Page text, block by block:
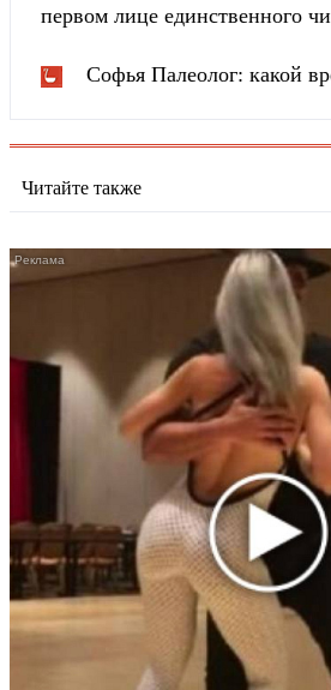
первом лице единственного
Софья Палеолог: какой
Читайте также